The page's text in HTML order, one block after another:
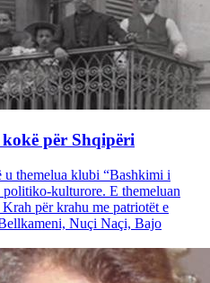
për Shqipëri
u themelua klubi “Bashkimi i
kulturore. E themeluan
për krahu me patriotët e
Nuçi Naçi, Bajo